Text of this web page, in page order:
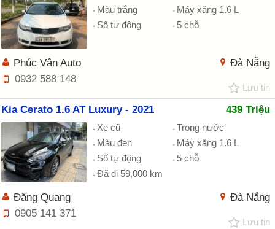
Màu trắng
Máy xăng 1.6 L
Số tự động
5 chỗ
Đà Nẵng
Phúc Vân Auto
0932 588 148
Lưu tin
Kia Cerato 1.6 AT Luxury - 2021 439 Triệu
Xe cũ
Trong nước
Màu đen
Máy xăng 1.6 L
Số tự động
5 chỗ
Đã đi 59,000 km
Đà Nẵng
Đăng Quang
0905 141 371
Lưu tin